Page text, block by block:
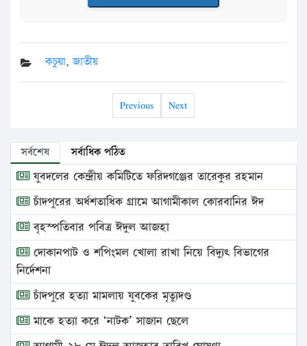
কচুয়া,জাতীয়
Previous Next
সর্বশেষ সর্বাধিক পঠিত
যুবদলের কেন্দ্রীয় কমিটিতে ফরিদগঞ্জের তারেকুর রহমান
চাঁদপুরের অর্ধশতাধিক গ্রামে আগামীকাল কোরবানির ঈদ
বৃহস্পতিবার পবিত্র ঈদুল আজহা
দোকানপাট ও শপিংমল খোলা রাখা নিয়ে বিদ্যুৎ বিভাগের
নির্দেশনা
চাঁদপুরে হত্যা মামলায় যুবকের মৃত্যুদণ্ড
মাকে হত্যা করে ‘নাটক’ সাজান ছেলে